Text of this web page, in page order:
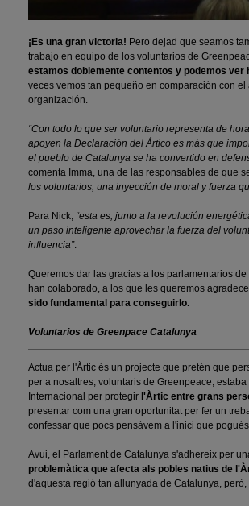
¡Es una gran victoria! Pero dejad que seamos
trabajo en equipo de los voluntarios de
estamos doblemente contentos y podemos
veces vemos tan pequeño en comparación con
organización.
“Con todo lo que ser voluntario representa de
apoyen la Declaración del Ártico es más que
el pueblo de Catalunya se ha convertido en
comenta Imma, una de las responsables de que
los voluntarios, una inyección de moral y fuerza
Para Nick, “esta es, junto a la revolución
un paso inteligente aprovechar la fuerza del
influencia”.
Queremos dar las gracias a los parlamentarios
han colaborado, a los que les queremos
sido fundamental para conseguirlo.
Voluntarios de Greenpace Catalunya
Actua per l'Àrtic és un projecte que pretén que
per a nosaltres, voluntaris de Greenpeace,
Internacional per protegir l'Àrtic entre grans
presentar com una gran oportunitat per fer un
confessar que pocs pensàvem a l'inici que
Avui, el Parlament de Catalunya s'adhereix per
problemàtica que afecta als pobles natius de
d'aquesta regió tan allunyada de Catalunya,